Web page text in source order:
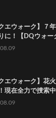
エウォーク】７
に！【DQウォ
エウォーク】花
現在全力で捜索中